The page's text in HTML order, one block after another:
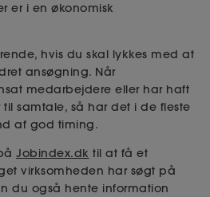
er i en økonomisk
hvis du skal lykkes med at
ansøgning. Når
medarbejdere eller har haft
samtale, så har det i de fleste
af god timing.
Jobindex.dk til at få et
virksomheden har søgt på
du også hente information